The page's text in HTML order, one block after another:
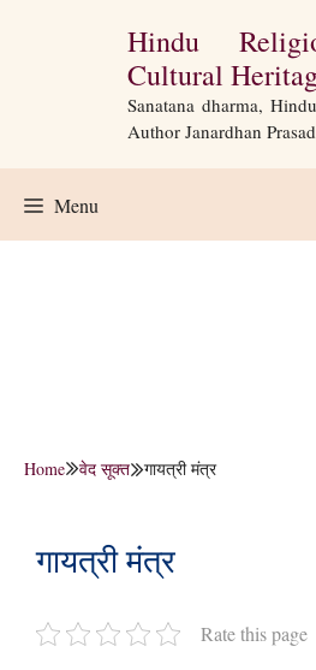
Hindu
Cultural
Sanatana dharma,
Author Janardhan
Menu
Home वेद सूक्त गायत्री मंत्र
गायत्री मंत्र
Rate this page